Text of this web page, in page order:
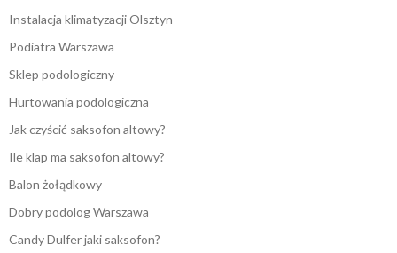
Instalacja klimatyzacji Olsztyn
Podiatra Warszawa
Sklep podologiczny
Hurtowania podologiczna
Jak czyścić saksofon altowy?
Ile klap ma saksofon altowy?
Balon żołądkowy
Dobry podolog Warszawa
Candy Dulfer jaki saksofon?